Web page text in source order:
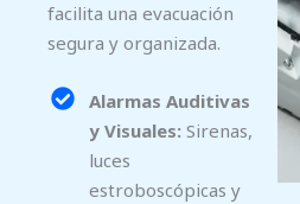
facilita una evacuación
segura y organizada.
Alarmas Auditivas
y Visuales: Sirenas,
luces
estroboscópicas y